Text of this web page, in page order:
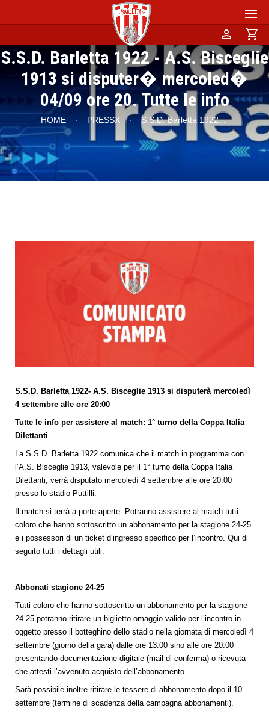
person shopping_cart
S.S.D. Barletta 1922 - A.S. Bisceglie
1913 si disputer� mercoled�
04/09 ore 20. Tutte le info
HOME · PRESSX · S.S.D. Barletta 1922...
S.S.D. Barletta 1922- A.S. Bisceglie 1913 si disputerà mercoledì
4 settembre alle ore 20:00
Tutte le info per assistere al match: 1° turno della Coppa Italia
Dilettanti
La S.S.D. Barletta 1922 comunica che il match in programma con
l’A.S. Bisceglie 1913, valevole per il 1° turno della Coppa Italia
Dilettanti, verrà disputato mercoledì 4 settembre alle ore 20:00
presso lo stadio Puttilli.
Il match si terrà a porte aperte. Potranno assistere al match tutti
coloro che hanno sottoscritto un abbonamento per la stagione 24-25
e i possessori di un ticket d’ingresso specifico per l’incontro. Qui di
seguito tutti i dettagli utili:
Abbonati stagione 24-25
Tutti coloro che hanno sottoscritto un abbonamento per la stagione
24-25 potranno ritirare un biglietto omaggio valido per l’incontro in
oggetto presso il botteghino dello stadio nella giornata di mercoledì 4
settembre (giorno della gara) dalle ore 13:00 sino alle ore 20:00
presentando documentazione digitale (mail di conferma) o ricevuta
che attesti l’avvenuto acquisto dell’abbonamento.
Sarà possibile inoltre ritirare le tessere di abbonamento dopo il 10
settembre (termine di scadenza della campagna abbonamenti).